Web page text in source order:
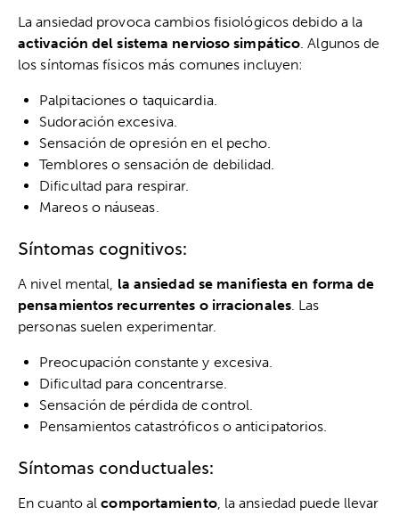
La ansiedad provoca cambios fisiológicos debido a la
activación del sistema nervioso simpático. Algunos de
los síntomas físicos más comunes incluyen:
Palpitaciones o taquicardia.
Sudoración excesiva.
Sensación de opresión en el pecho.
Temblores o sensación de debilidad.
Dificultad para respirar.
Mareos o náuseas.
Síntomas cognitivos:
A nivel mental, la ansiedad se manifiesta en forma de
pensamientos recurrentes o irracionales. Las
personas suelen experimentar.
Preocupación constante y excesiva.
Dificultad para concentrarse.
Sensación de pérdida de control.
Pensamientos catastróficos o anticipatorios.
Síntomas conductuales:
En cuanto alcomportamiento, la ansiedad puede llevar